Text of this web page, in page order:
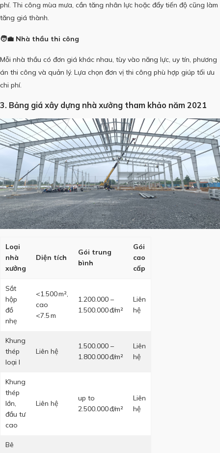
phí. Thi công mùa mưa, cần tăng nhân lực hoặc đẩy tiến độ cũng làm
tăng giá thành.
🧑‍💼 Nhà thầu thi công
Mỗi nhà thầu có đơn giá khác nhau, tùy vào năng lực, uy tín, phương
án thi công và quản lý. Lựa chọn đơn vị thi công phù hợp giúp tối ưu
chi phí.
3. Bảng giá xây dựng nhà xưởng tham khảo năm 2021
Loại
nhà
xưởng
Diện tích
Gói trung
bình
Gói
cao
cấp
Sắt
hộp
đồ
nhẹ
<1.500 m²,
cao
<7.5 m
1.200.000 –
1.500.000 đ/m²
Liên
hệ
Khung
thép
loại I
Liên hệ
1.500.000 –
1.800.000 đ/m²
Liên
hệ
Khung
thép
lớn,
đầu tư
cao
Liên hệ
up to
2.500.000 đ/m²
Liên
hệ
Bê